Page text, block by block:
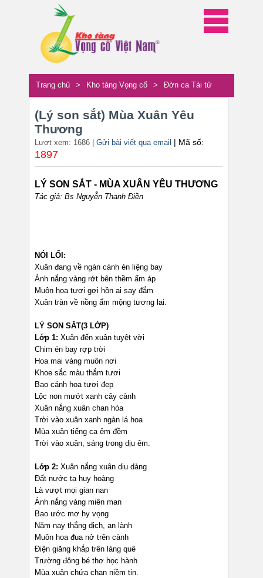
Trang chủ > Kho tàng Vọng cổ > Đờn ca Tài tử
(Lý son sắt) Mùa Xuân Yêu
Thương
Lượt xem: 1686 | Gửi bài viết qua email | Mã số:
1897
LÝ SON SẮT - MÙA XUÂN YÊU THƯƠNG
Tác giả: Bs Nguyễn Thanh Điền
NÓI LỐI:
Xuân đang về ngàn cánh én liệng bay
Ánh nắng vàng rớt bên thềm ấm áp
Muôn hoa tươi gợi hồn ai say đắm
Xuân tràn về nồng ấm mộng tương lai.
LÝ SON SẮT(3 LỚP)
Lớp 1: Xuân đến xuân tuyệt vời
Chim én bay rợp trời
Hoa mai vàng muôn nơi
Khoe sắc màu thắm tươi
Bao cánh hoa tươi đẹp
Lộc non mướt xanh cây cành
Xuân nắng xuân chan hòa
Trời vào xuân xanh ngàn lá hoa
Mùa xuân tiếng ca êm đềm
Trời vào xuân, sáng trong dịu êm.
Lớp 2: Xuân nắng xuân dịu dàng
Đất nước ta huy hoàng
Là vượt mọi gian nan
Ánh nắng vàng miên man
Bao ước mơ hy vọng
Năm nay thắng dịch, an lành
Muôn hoa đua nở trên cành
Điện giăng khắp trên làng quê
Trường đông bé thơ học hành
Mùa xuân chứa chan niềm tin.